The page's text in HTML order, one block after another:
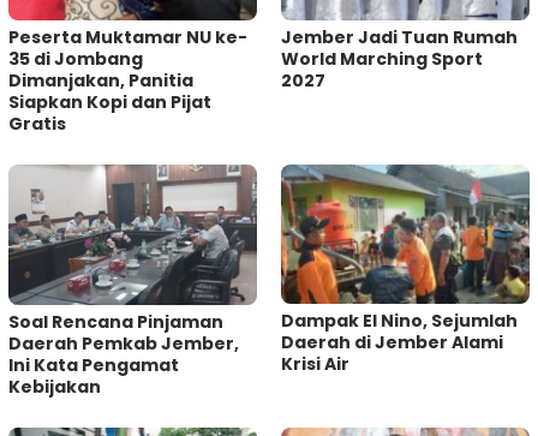
Peserta Muktamar NU ke-
35 di Jombang
Dimanjakan, Panitia
Siapkan Kopi dan Pijat
Gratis
Jember Jadi Tuan Rumah
World Marching Sport
2027
‎Soal Rencana Pinjaman
Daerah Pemkab Jember,
Ini Kata Pengamat
Kebijakan ‎
Dampak El Nino, Sejumlah
Daerah di Jember Alami
Krisi Air